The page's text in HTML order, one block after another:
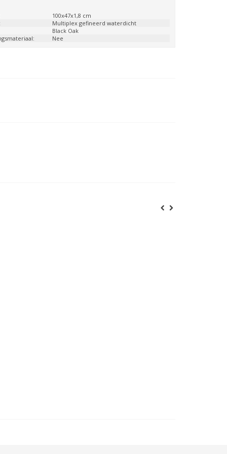
100x47x1,8 cm
Multiplex gefineerd waterdicht
Black Oak
Nee